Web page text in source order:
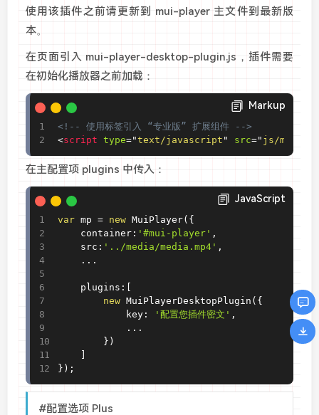
使用该插件之前请更新到 mui-player 主文件到最新版
本。
在页面引入 mui-player-desktop-plugin.js，插件需要
在初始化播放器之前加载：
Markup
<!-- 使用标签引入 “专业版” 扩展组件 -->
<script type="text/javascript " src=" js/mui-
在主配置项 plugins 中传入：
JavaScript
var mp = new MuiPlayer( {
    container
: '#mui-player' ,
    src
: '../media/media.mp4' ,
. . .
    plugins
:
new MuiPlayerDesktopPlugin ( {
            key
: '配置您插件密文' ,
. . .
} )
} ) ;
#配置选项 Plus